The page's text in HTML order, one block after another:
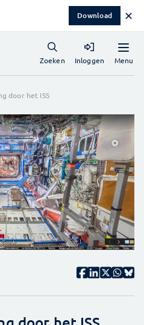
Download ✕
Menu
Zoeken Inloggen
door het ISS